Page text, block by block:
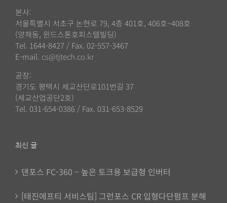
본사:
서울특별시 서초구 논현로 79, 4층 401호, 406호~408호
(양재동, 윈드스톤호피스텔빌딩)
Tel. 1644-8427 / Fax. 02-557-3467
E-mail. cs@tjtech.co.kr
공장:
경기도 평택시 세교산단로101번길 37
(세교산업공단2호)
Tel. 031-654-0386 / Fax. 031-653-8529
최신 글
댄포스 FC-360 – 높은 토크용 보급형 인버터
[태진에프티 서비스팀] 그런포스 CR 입형다단펌프 분해